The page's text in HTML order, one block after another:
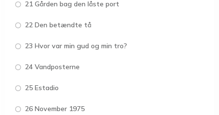
21 Gården bag den låste port
22 Den betændte tå
23 Hvor var min gud og min tro?
24 Vandposterne
25 Estadio
26 November 1975